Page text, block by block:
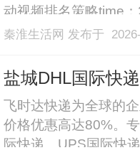
动视频排名策略time
约占25%权重是入门
按.........
秦淮生活网 发布于
盐城DHL国际快
件服务
飞时达快递为全球的
价格优惠高达80%。
际快递、UPS国际快